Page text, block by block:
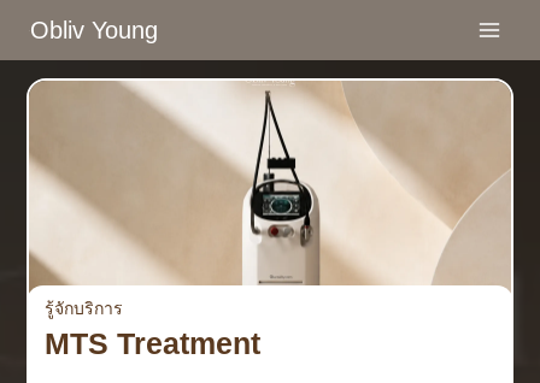
Obliv Young
รู้จักบริการ
MTS Treatment